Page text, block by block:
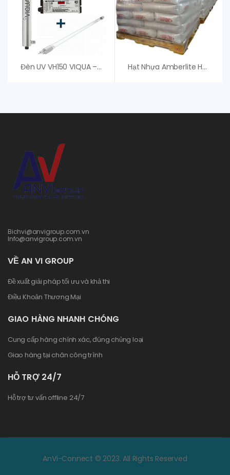
Đèn UV VH150 VIQUA – Đèn Diệt Khuẩn Chất Lượng Cao Hạt Nhựa Amberlite HPR4800 OH – Dupont
Bichvi@anvigroup.com.vn
Info@anvigroup.com.vn
VỀ AN VI GROUP
Đề xuất giải pháp tối ưu và khả thi
Điều Khoản Thương Mại
GIAO HÀNG NHANH CHÓNG
Cung cấp hàng chính xác, đúng chủng loại
Giao hàng tại chân công trình
HỖ TRỢ 24/7
Hỗ trợ tư vấn offline 24/7
AnVi-Connect © 2023. All Rights Reserved